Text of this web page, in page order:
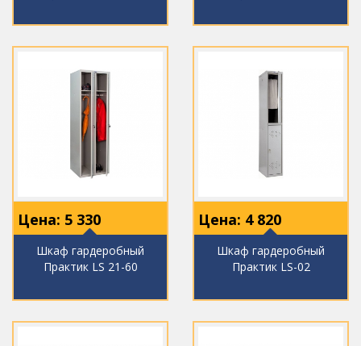
Цена: 5 330
Шкаф гардеробный
Практик LS 21-60
Цена: 4 820
Шкаф гардеробный
Практик LS-02